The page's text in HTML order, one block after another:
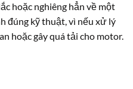
hoặc nghiêng hẳn về một
đúng kỹ thuật, vì nếu xử lý
hoặc gây quá tải cho motor.